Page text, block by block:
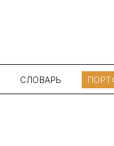
СЛОВАРЬ